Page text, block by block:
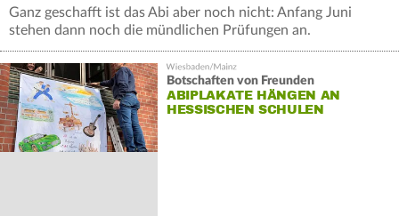
Ganz geschafft ist das Abi aber noch nicht: Anfang Juni
stehen dann noch die mündlichen Prüfungen an.
Botschaften von Freunden
ABIPLAKATE HÄNGEN AN
HESSISCHEN SCHULEN